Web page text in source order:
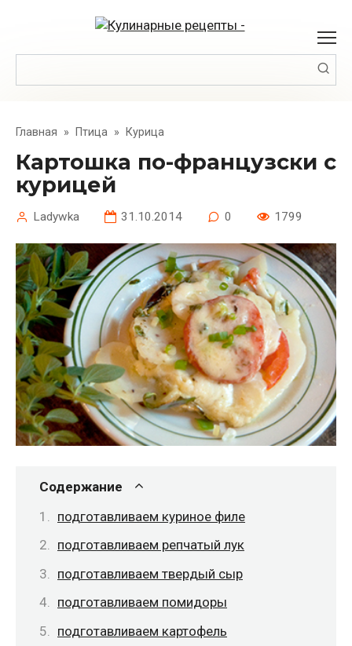
Главная » Птица » Курица
Картошка по-французски с
курицей
Ladywka 31.10.2014 0 1799
Содержание
подготавливаем куриное филе
подготавливаем репчатый лук
подготавливаем твердый сыр
подготавливаем помидоры
подготавливаем картофель